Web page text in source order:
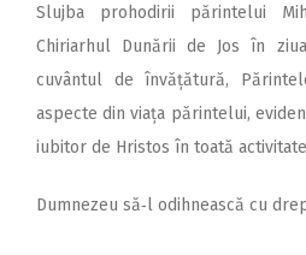
Slujba prohodirii părintelui
Chiriarhul Dunării de Jos în
cuvântul de învățătură,
aspecte din viața părintelui,
iubitor de Hristos în toată
Dumnezeu să‑l odihnească cu